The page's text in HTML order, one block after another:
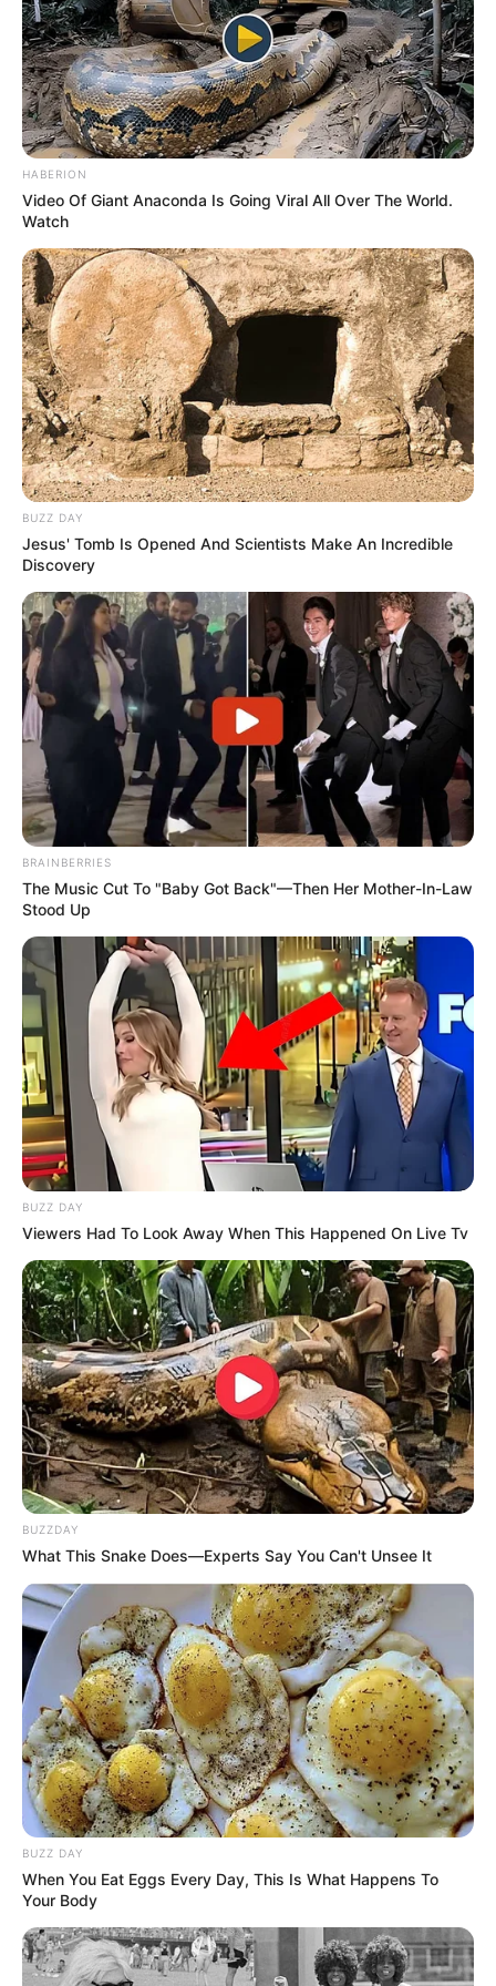
HABERION
Video Of Giant Anaconda Is Going Viral All Over The World.
Watch
BUZZ DAY
Jesus' Tomb Is Opened And Scientists Make An Incredible
Discovery
BRAINBERRIES
The Music Cut To "Baby Got Back"—Then Her Mother-In-Law
Stood Up
BUZZ DAY
Viewers Had To Look Away When This Happened On Live Tv
BUZZDAY
What This Snake Does—Experts Say You Can't Unsee It
BUZZ DAY
When You Eat Eggs Every Day, This Is What Happens To
Your Body